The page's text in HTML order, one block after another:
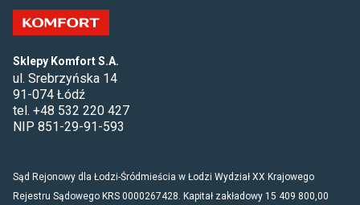
Sklepy Komfort S.A.
ul. Srebrzyńska 14
91-074 Łódź
tel. +48 532 220 427
NIP 851-29-91-593
Sąd Rejonowy dla Łodzi-Śródmieścia w Łodzi Wydział XX Krajowego
Rejestru Sądowego KRS 0000267428. Kapitał zakładowy 15 409 800,00